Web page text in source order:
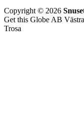
Copyright © 2026
Get this Globe AB
Trosa